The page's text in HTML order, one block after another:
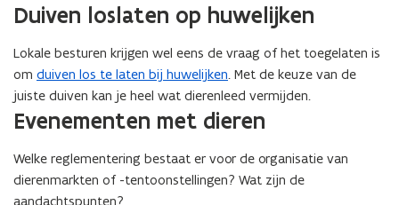
Duiven loslaten op huwelijken
Lokale besturen krijgen wel eens de vraag of het toegelaten is
om duiven los te laten bij huwelijken. Met de keuze van de
juiste duiven kan je heel wat dierenleed vermijden.
Evenementen met dieren
Welke reglementering bestaat er voor de organisatie van
dierenmarkten of -tentoonstellingen? Wat zijn de
aandachtspunten?